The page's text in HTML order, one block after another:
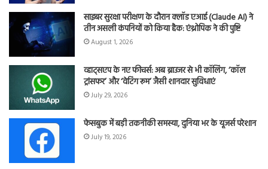
साइबर सुरक्षा परीक्षण के दौरान क्लॉड एआई (Claude AI) ने
तीन असली कंपनियों को किया हैक: एंथ्रोपिक ने की पुष्टि
August 1, 2026
व्हाट्सएप के नए फीचर्स: अब ब्राउजर से भी कॉलिंग, ‘कॉल
ट्रांसफर’ और ‘वेटिंग रूम’ जैसी शानदार सुविधाएं
July 29, 2026
फेसबुक में बड़ी तकनीकी समस्या, दुनिया भर के यूजर्स परेशान
July 19, 2026